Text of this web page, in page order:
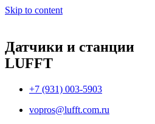
Skip to content
Датчики и станции
LUFFT
+7 (931) 003-5903
vopros@lufft.com.ru